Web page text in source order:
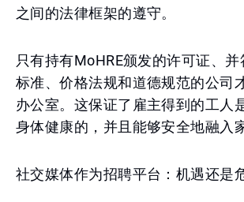
之间的法律框架的遵守。
只有持有MoHRE颁发的许可证、
标准、价格法规和道德规范的公司
办公室。这保证了雇主得到的工人
身体健康的，并且能够安全地融入
社交媒体作为招聘平台：机遇还是